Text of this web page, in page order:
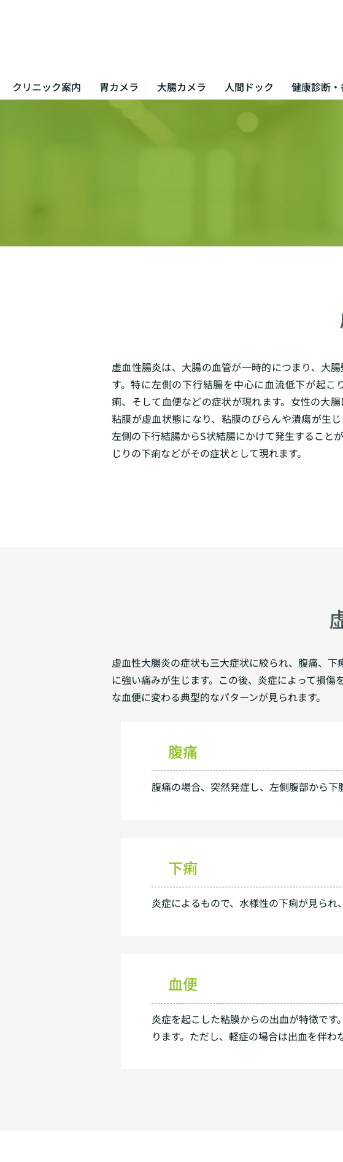
クリニック案内 胃カメラ 大腸カメラ 人間ドック 健康診断
虚血性腸炎は、大腸の血管が一時的につまり、大
す。特に左側の下行結腸を中心に血流低下が起
痢、そして血便などの症状が現れます。女性の大
粘膜が虚血状態になり、粘膜のびらんや潰瘍が生
左側の下行結腸からS状結腸にかけて発生すること
じりの下痢などがその症状として現れます。
虚血性大腸炎の症状も三大症状に絞られ、腹痛、
に強い痛みが生じます。この後、炎症によって損
な血便に変わる典型的なパターンが見られます。
腹痛
腹痛の場合、突然発症し、左側腹部から下
下痢
炎症によるもので、水様性の下痢が見られ
血便
炎症を起こした粘膜からの出血が特徴で
ります。ただし、軽症の場合は出血を伴わ